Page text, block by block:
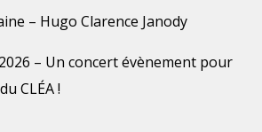
– Hugo Clarence Janody
– Un concert évènement pour
CLÉA !